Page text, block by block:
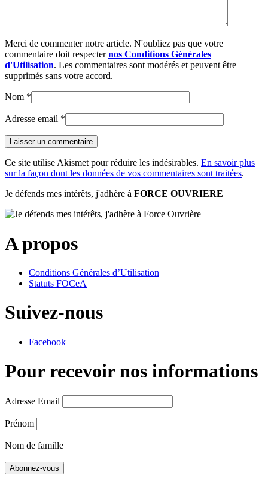
Merci de commenter notre article. N'oubliez pas que votre
commentaire doit respecternos Conditions Générales
d'Utilisation. Les commentaires sont modérés et peuvent être
supprimés sans votre accord.
Nom *
Adresse email *
Ce site utilise Akismet pour réduire les indésirables. En savoir plus
sur la façon dont les données de vos commentaires sont traitées.
Je défends mes intérêts, j'adhère à FORCE OUVRIERE
A propos
Conditions Générales d’Utilisation
Statuts FOCeA
Suivez-nous
Facebook
Pour recevoir nos informations
Adresse Email
Prénom
Nom de famille